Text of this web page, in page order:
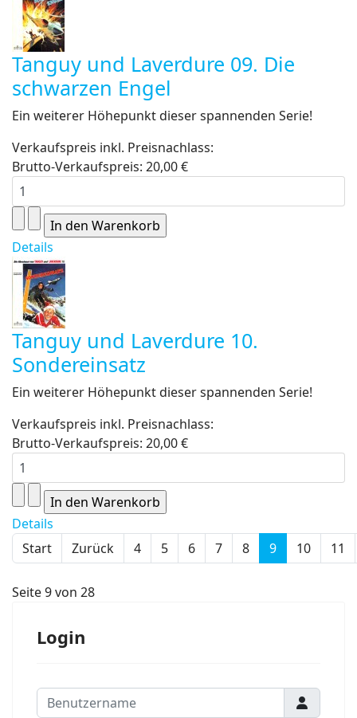
Tanguy und Laverdure 09. Die
schwarzen Engel
Ein weiterer Höhepunkt dieser spannenden Serie!
Verkaufspreis inkl. Preisnachlass:
Brutto-Verkaufspreis: 20,00 €
Details
Tanguy und Laverdure 10.
Sondereinsatz
Ein weiterer Höhepunkt dieser spannenden Serie!
Verkaufspreis inkl. Preisnachlass:
Brutto-Verkaufspreis: 20,00 €
Details
Start
Zurück 4 5 6 7 8 9 10 11
Seite 9 von 28
Login
Benutzername